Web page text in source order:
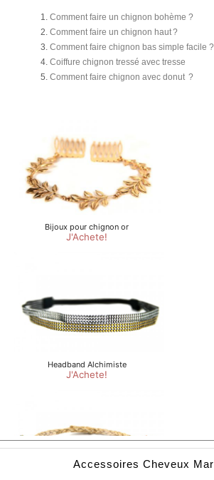
Comment faire un chignon bohème ?
Comment faire un chignon haut ?
Comment faire chignon bas simple facile ?
Coiffure chignon tressé avec tresse
Comment faire chignon avec donut ?
Accessoires Cheveux